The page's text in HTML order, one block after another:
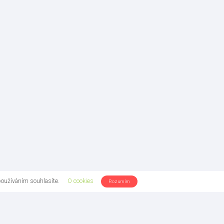
souhlasíte. O cookies Rozumím